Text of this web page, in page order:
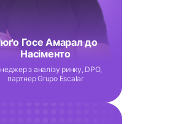
Госе Амарал до
Насіменто
з аналізу ринку, DPO,
партнер Grupo Escalar